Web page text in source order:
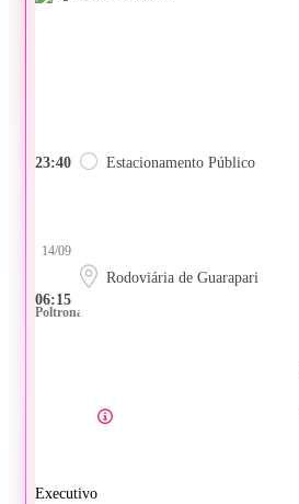
23:40 Estacionamento Público
06:15
14/09
Rodoviária de Guarapari
Poltrona
Executivo